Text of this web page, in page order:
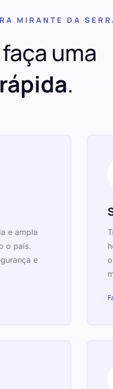
MIRANTE DA
uma
.
e ampla
o país.
e